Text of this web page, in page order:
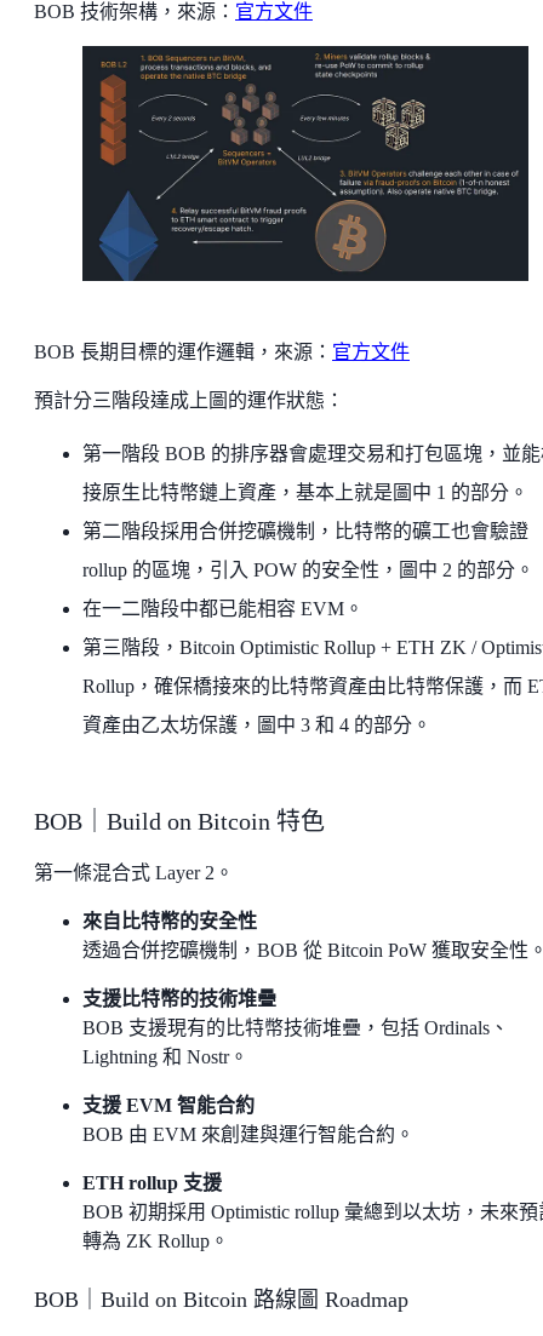
BOB 技術架構，來源： 官方文件
BOB 長期目標的運作邏輯，來源： 官方文件
預計分三階段達成上圖的運作狀態：
第一階段 BOB 的排序器會處理交易和打包區塊，並
接原生比特幣鏈上資產，基本上就是圖中 1 的部分。
第二階段採用合併挖礦機制，比特幣的礦工也會驗證
rollup 的區塊，引入 POW 的安全性，圖中 2 的部分。
在一二階段中都已能相容 EVM。
第三階段，Bitcoin Optimistic Rollup + ETH ZK /
Rollup，確保橋接來的比特幣資產由比特幣保護，而
資產由乙太坊保護，圖中 3 和 4 的部分。
BOB｜Build on Bitcoin 特色
第一條混合式 Layer 2。
來自比特幣的安全性
透過合併挖礦機制，BOB 從 Bitcoin PoW 獲取安全性
支援比特幣的技術堆疊
BOB 支援現有的比特幣技術堆疊，包括 Ordinals、
Lightning 和 Nostr。
支援 EVM 智能合約
BOB 由 EVM 來創建與運行智能合約。
ETH rollup 支援
BOB 初期採用 Optimistic rollup 彙總到以太坊，未來預
轉為 ZK Rollup。
BOB｜Build on Bitcoin 路線圖 Roadmap